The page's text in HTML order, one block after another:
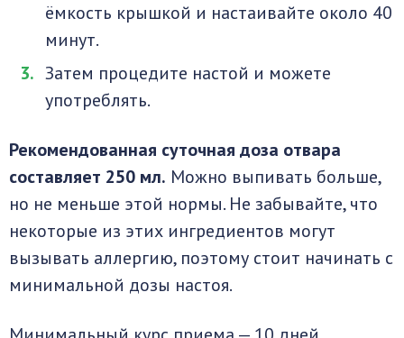
ёмкость крышкой и настаивайте около 40
минут.
Затем процедите настой и можете
употреблять.
Рекомендованная суточная доза отвара
составляет 250 мл. Можно выпивать больше,
но не меньше этой нормы. Не забывайте, что
некоторые из этих ингредиентов могут
вызывать аллергию, поэтому стоит начинать с
минимальной дозы настоя.